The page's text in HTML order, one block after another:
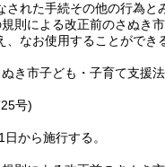
れた手続その他の行為と
則による改正前のさぬき
なお使用することができ
き市子ども・子育て支援
号)
から施行する。